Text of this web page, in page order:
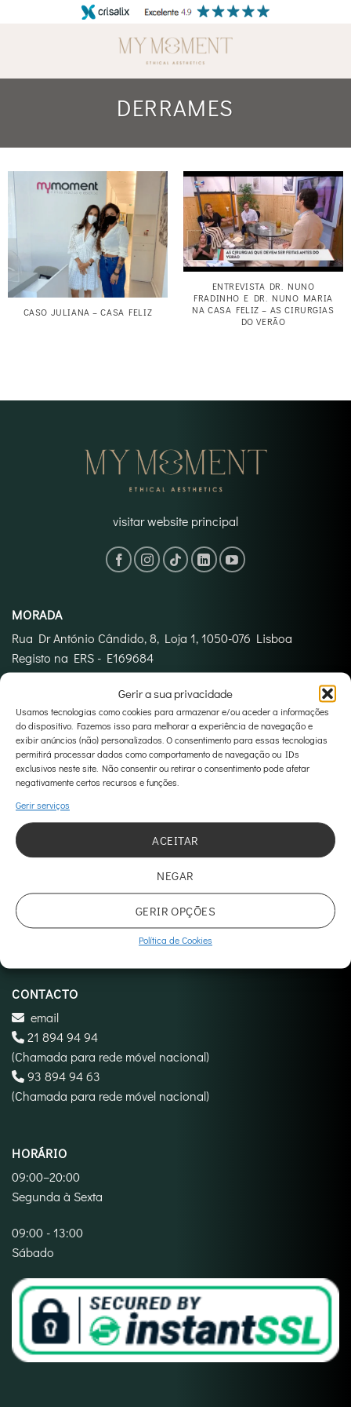
Gerir a sua privacidade
Usamos tecnologias como cookies para armazenar e/ou aceder a informações
do dispositivo. Fazemos isso para melhorar a experiência de navegação e
exibir anúncios (não) personalizados. O consentimento para essas tecnologias
permitirá processar dados como comportamento de navegação ou IDs
exclusivos neste site. Não consentir ou retirar o consentimento pode afetar
negativamente certos recursos e funções.
Gerir serviços
ACEITAR
NEGAR
GERIR OPÇÕES
Política de Cookies
DERRAMES
CASO JULIANA – CASA FELIZ
ENTREVISTA DR. NUNO
FRADINHO E DR. NUNO MARIA
NA CASA FELIZ – AS CIRURGIAS
DO VERÃO
visitar website principal
MORADA
Rua Dr António Cândido, 8, Loja 1, 1050-076 Lisboa
Registo na ERS - E169684
Licença nº 23836/2024
Clique em 'Concordo' para ativar Google maps
CONCORDO
CONTACTO
email
21 894 94 94
(Chamada para rede móvel nacional)
‪93 894 94 63‬
(Chamada para rede móvel nacional)
HORÁRIO
09:00–20:00
Segunda à Sexta
09:00 - 13:00
Sábado